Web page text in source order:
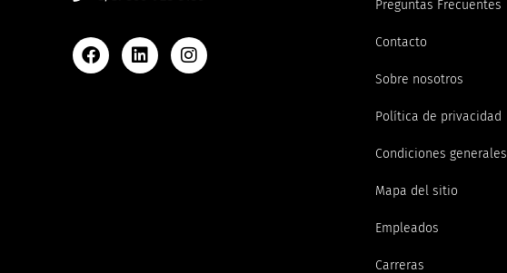
Preguntas Frecuentes
Contacto
Sobre nosotros
Política de privacidad
Condiciones generales
Mapa del sitio
Empleados
Carreras